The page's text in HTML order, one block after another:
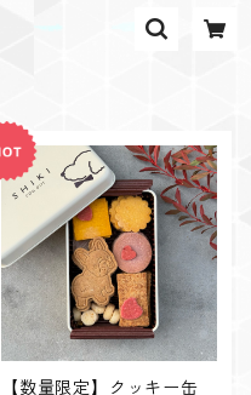
【数量限定】クッキー缶